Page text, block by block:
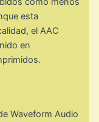
esta
el AAC
en
Waveform Audio